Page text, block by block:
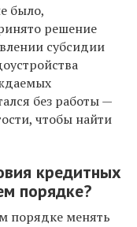
было,
решение
субсидии
без работы —
чтобы найти
кредитных
порядке?
порядке менять